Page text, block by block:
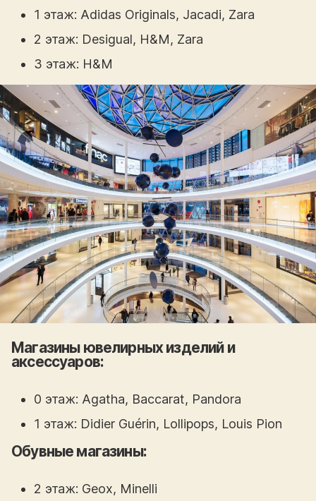
1 этаж: Adidas Originals, Jacadi, Zara
2 этаж: Desigual, H&M, Zara
3 этаж: H&M
Магазины ювелирных изделий и
аксессуаров:
0 этаж: Agatha, Baccarat, Pandora
1 этаж: Didier Guérin, Lollipops, Louis Pion
Обувные магазины:
2 этаж: Geox, Minelli